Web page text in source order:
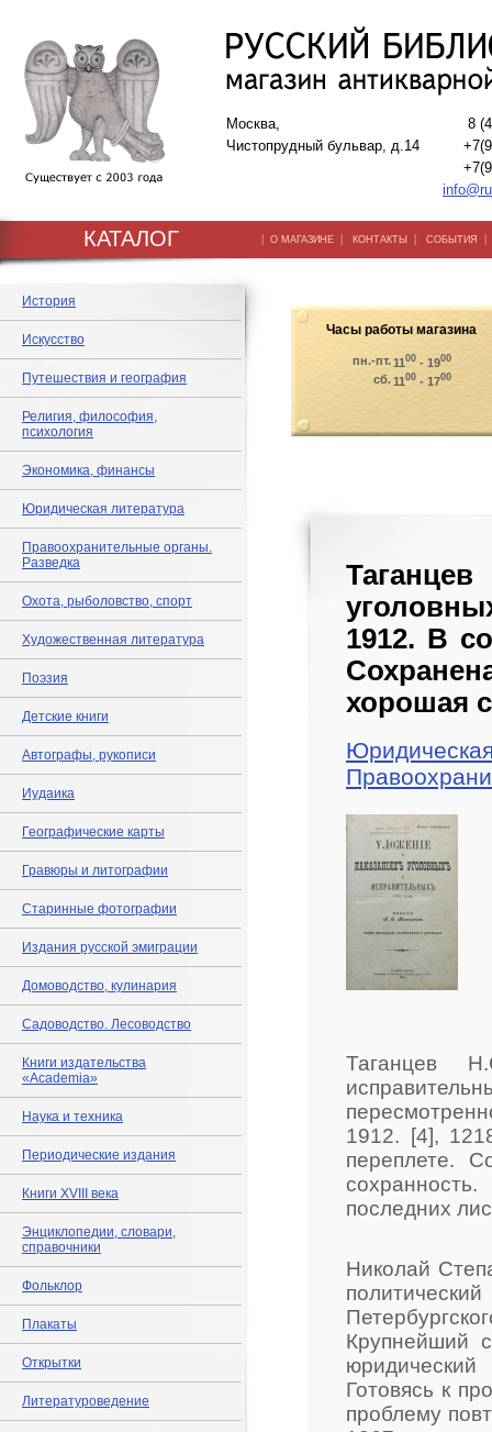
Москва,
Чистопрудный бульвар, д.14
8
КАТАЛОГ | О МАГАЗИНЕ | КОНТАКТЫ | СОБЫТИЯ
История
Искусство
Путешествия и география
Религия, философия,
психология
Экономика, финансы
Юридическая литература
Правоохранительные органы.
Разведка
Охота, рыболовство, спорт
Художественная литература
Поэзия
Детские книги
Автографы, рукописи
Иудаика
Географические карты
Гравюры и литографии
Старинные фотографии
Издания русской эмиграции
Домоводство, кулинария
Садоводство. Лесоводство
Книги издательства
«Academia»
Наука и техника
Периодические издания
Книги XVIII века
Энциклопедии, словари,
справочники
Фольклор
Плакаты
Открытки
Литературоведение
Часы работы магазина
пн.-пт.1100 - 1900
сб.1100 - 1700
1912. В
хорошая
Таганцев
1912. [4],
переплете.
последних
Николай
Крупнейший
Готовясь к
проблему